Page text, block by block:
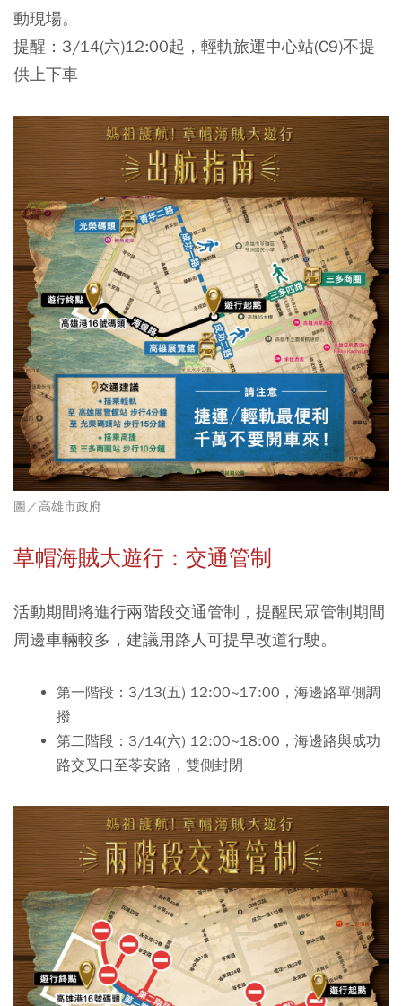
動現場。
提醒：3/14(六)12:00起，輕軌旅運中心站(C9)不提
供上下車
圖／高雄市政府
草帽海賊大遊行：交通管制
活動期間將進行兩階段交通管制，提醒民眾管制期間
周邊車輛較多，建議用路人可提早改道行駛。
第一階段：3/13(五) 12:00~17:00，海邊路單側調
撥
第二階段：3/14(六) 12:00~18:00，海邊路與成功
路交叉口至苓安路，雙側封閉